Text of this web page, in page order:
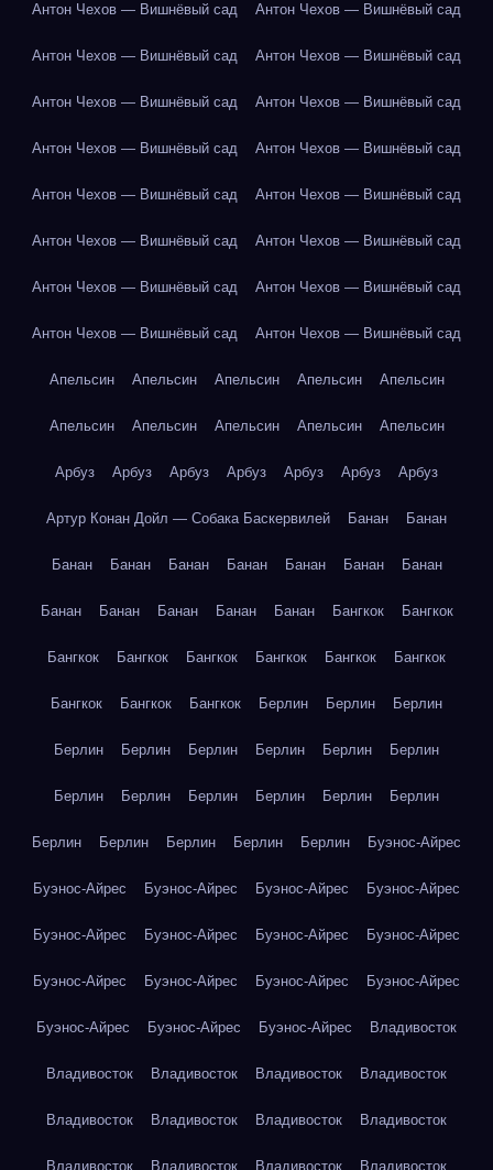
Антон Чехов — Вишнёвый сад Антон Чехов — Вишнёвый сад
Антон Чехов — Вишнёвый сад Антон Чехов — Вишнёвый сад
Антон Чехов — Вишнёвый сад Антон Чехов — Вишнёвый сад
Антон Чехов — Вишнёвый сад Антон Чехов — Вишнёвый сад
Антон Чехов — Вишнёвый сад Антон Чехов — Вишнёвый сад
Антон Чехов — Вишнёвый сад Антон Чехов — Вишнёвый сад
Антон Чехов — Вишнёвый сад Антон Чехов — Вишнёвый сад
Антон Чехов — Вишнёвый сад Антон Чехов — Вишнёвый сад
Апельсин Апельсин Апельсин Апельсин Апельсин
Апельсин Апельсин Апельсин Апельсин Апельсин
Арбуз Арбуз Арбуз Арбуз Арбуз Арбуз Арбуз
Артур Конан Дойл — Собака Баскервилей Банан Банан
Банан Банан Банан Банан Банан Банан Банан
Банан Банан Банан Банан Банан Бангкок Бангкок
Бангкок Бангкок Бангкок Бангкок Бангкок Бангкок
Бангкок Бангкок Бангкок Берлин Берлин Берлин
Берлин Берлин Берлин Берлин Берлин Берлин
Берлин Берлин Берлин Берлин Берлин Берлин
Берлин Берлин Берлин Берлин Берлин Буэнос-Айрес
Буэнос-Айрес Буэнос-Айрес Буэнос-Айрес Буэнос-Айрес
Буэнос-Айрес Буэнос-Айрес Буэнос-Айрес Буэнос-Айрес
Буэнос-Айрес Буэнос-Айрес Буэнос-Айрес Буэнос-Айрес
Буэнос-Айрес Буэнос-Айрес Буэнос-Айрес Владивосток
Владивосток Владивосток Владивосток Владивосток
Владивосток Владивосток Владивосток Владивосток
Владивосток Владивосток Владивосток Владивосток